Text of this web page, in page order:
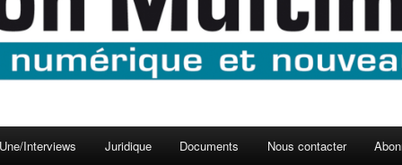
Une/Interviews Juridique Documents Nous contacter